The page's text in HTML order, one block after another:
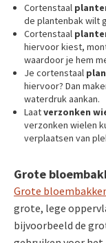
Cortenstaal
de plantenbak wilt
Cortenstaal
hiervoor kiest,
waardoor je hem
Je cortenstaal
hiervoor? Dan
waterdruk aankan.
Laatverzonken
verzonken wielen
verplaatsen van
Grote
Grote
grote, lege
bijvoorbeeld de